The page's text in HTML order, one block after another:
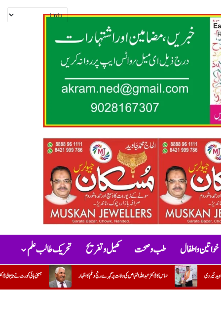
خواتین و اطفال طب و صحت کھیل و تفریح تحریک طالب علم
بمبئی ہائی کورٹ نے ہڑتالی ڈاکٹروں کی سرزنش کرتے ہوئے ان سے فوری طور پر کام پر واپس آنے کا مطالبہ کااظہار